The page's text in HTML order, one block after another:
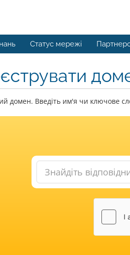
Статус мережі
домен. Введіть им'я чи ключове